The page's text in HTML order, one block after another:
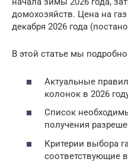
домохозяйств. Цена на
декабря 2026 года
В этой статье мы
Актуальные
колонок в 2026
Список
получения
Критерии выбора
соответствующие